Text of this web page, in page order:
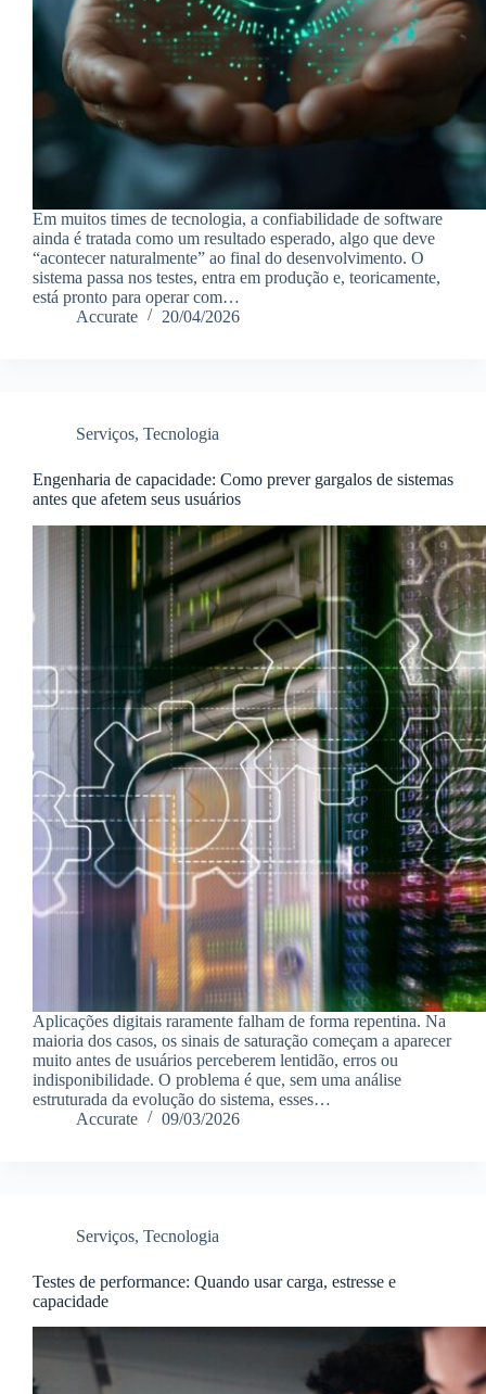
Em muitos times de tecnologia, a confiabilidade de software
ainda é tratada como um resultado esperado, algo que deve
“acontecer naturalmente” ao final do desenvolvimento. O
sistema passa nos testes, entra em produção e, teoricamente,
está pronto para operar com…
Accurate
20/04/2026
Serviços, Tecnologia
Engenharia de capacidade: Como prever gargalos de sistemas
antes que afetem seus usuários
Aplicações digitais raramente falham de forma repentina. Na
maioria dos casos, os sinais de saturação começam a aparecer
muito antes de usuários perceberem lentidão, erros ou
indisponibilidade. O problema é que, sem uma análise
estruturada da evolução do sistema, esses…
Accurate
09/03/2026
Serviços, Tecnologia
Testes de performance: Quando usar carga, estresse e
capacidade